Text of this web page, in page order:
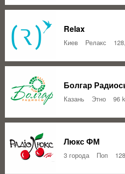
Relax
Киев Релакс
Болгар
Казань Этно 96
Люкс ФМ
3 города Поп